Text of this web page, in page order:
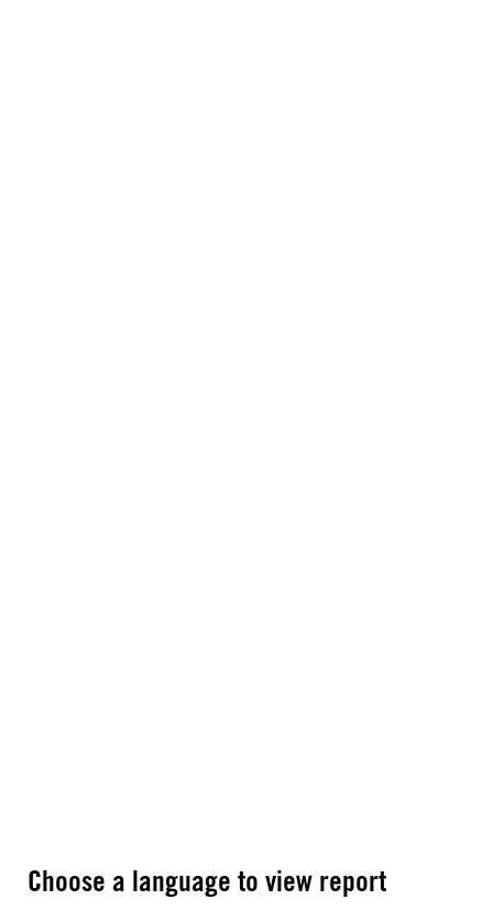
Choose a language to view report